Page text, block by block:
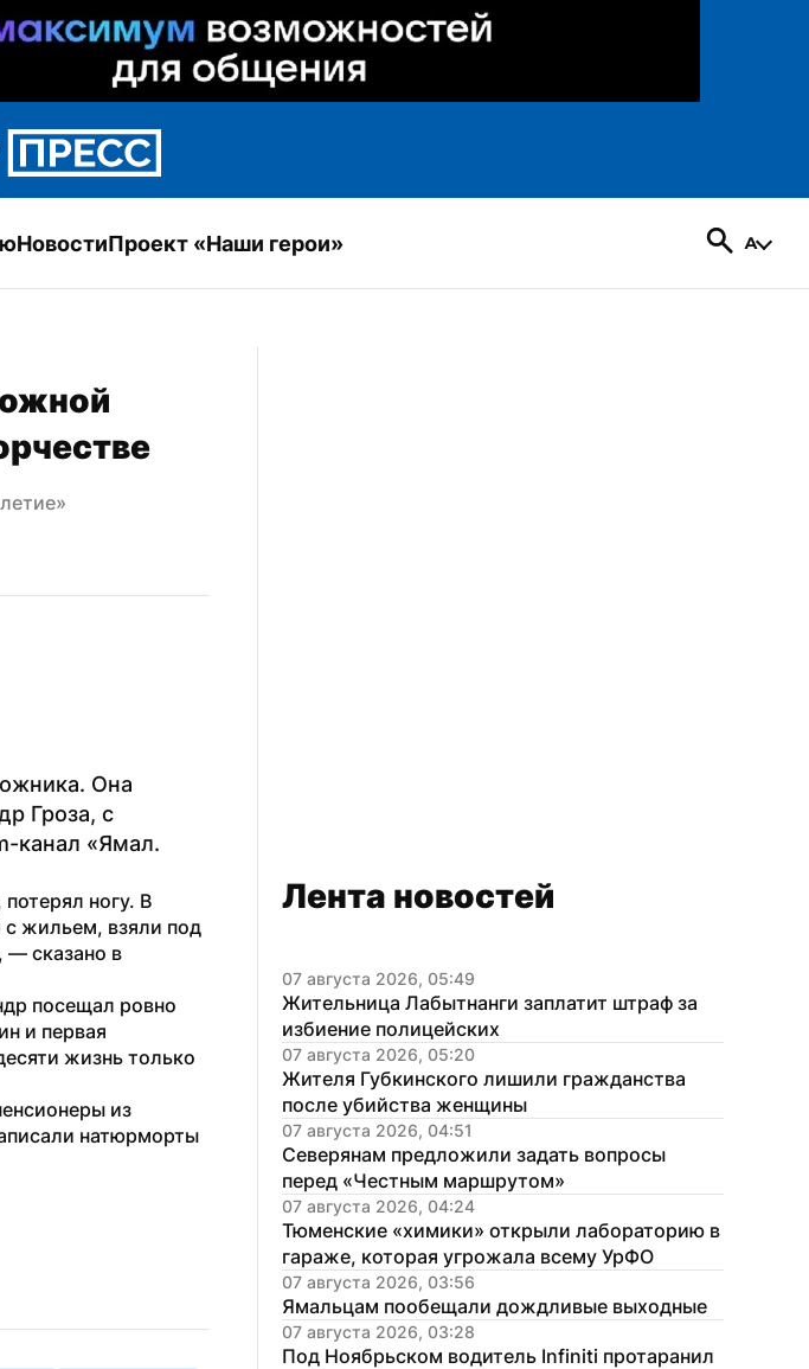
НовостиПроект «Наши герои»
Она
Гроза, с
канал «Ямал.
ногу. В
с жильем, взяли под
посещал ровно
и первая
жизнь только
из
натюрморты
Лента новостей
07 августа 2026, 05:49
Жительница Лабытнанги заплатит штраф за
избиение полицейских
07 августа 2026, 05:20
Жителя Губкинского лишили гражданства
после убийства женщины
07 августа 2026, 04:51
Северянам предложили задать вопросы
перед «Честным маршрутом»
07 августа 2026, 04:24
Тюменские «химики» открыли лабораторию в
гараже, которая угрожала всему УрФО
07 августа 2026, 03:56
Ямальцам пообещали дождливые выходные
07 августа 2026, 03:28
Под Ноябрьском водитель Infiniti протаранил